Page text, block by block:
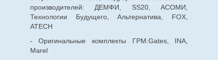
производителей: ДЕМФИ, SS20, АСОМИ,
Технологии Будущего, Альтернатива, FOX,
ATECH
- Оригинальные комплекты ГРМ:Gates, INA,
Marel